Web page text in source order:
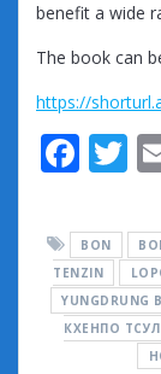
benefit a wide
The book can
https://
F
e
b
o
o
T
BON
TENZIN
YUNGDRUNG
КХЕНПО